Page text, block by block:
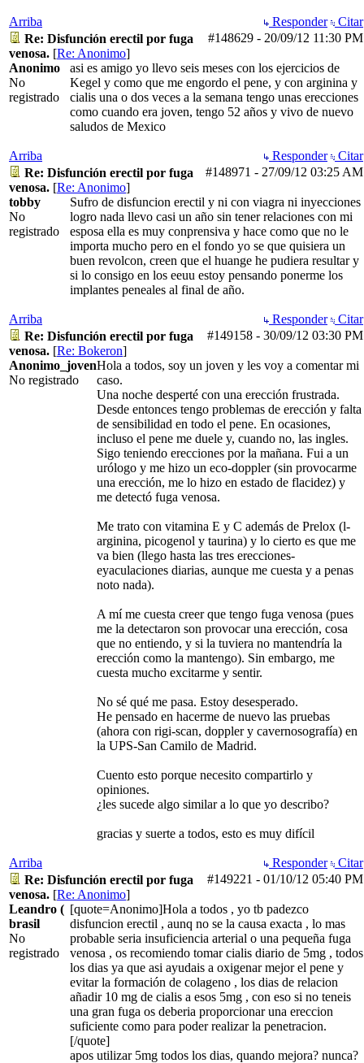
Arriba Responder
Citar
#148629 - 20/09/12 11:30 PM
Re: Disfunción erectil por fuga
venosa. [Re: Anonimo]
Anonimo
No
registrado
asi es amigo yo llevo seis meses con los ejercicios de
Kegel y como que me engordo el pene, y con arginina y
cialis una o dos veces a la semana tengo unas erecciones
como cuando era joven, tengo 52 años y vivo de nuevo
saludos de Mexico
Arriba Responder
Citar
#148971 - 27/09/12 03:25 AM
Re: Disfunción erectil por fuga
venosa. [Re: Anonimo]
tobby
No
registrado
Sufro de disfuncion erectil y ni con viagra ni inyecciones
logro nada llevo casi un año sin tener relaciones con mi
esposa ella es muy conprensiva y hace como que no le
importa mucho pero en el fondo yo se que quisiera un
buen revolcon, creen que el huange he pudiera resultar y
si lo consigo en los eeuu estoy pensando ponerme los
implantes peneales al final de año.
Arriba Responder
Citar
#149158 - 30/09/12 03:30 PM
Re: Disfunción erectil por fuga
venosa. [Re: Bokeron]
Anonimo_joven
No registrado
Hola a todos, soy un joven y les voy a comentar mi
caso.
Una noche desperté con una erección frustrada.
Desde entonces tengo problemas de erección y falta
de sensibilidad en todo el pene. En ocasiones,
incluso el pene me duele y, cuando no, las ingles.
Sigo teniendo erecciones por la mañana. Fui a un
urólogo y me hizo un eco-doppler (sin provocarme
una erección, me lo hizo en estado de flacidez) y
me detectó fuga venosa.
Me trato con vitamina E y C además de Prelox (l-
arginina, picogenol y taurina) y lo cierto es que me
va bien (llego hasta las tres erecciones-
eyaculaciones diarias, aunque me cuesta y a penas
noto nada).
A mí me cuesta creer que tengo fuga venosa (pues
me la detectaron son provocar una erección, cosa
que no entiendo, y si la tuviera no mantendría la
erección como la mantengo). Sin embargo, me
cuesta mucho excitarme y sentir.
No sé qué me pasa. Estoy desesperado.
He pensado en hacerme de nuevo las pruebas
(ahora con rigi-scan, doppler y cavernosografía) en
la UPS-San Camilo de Madrid.
Cuento esto porque necesito compartirlo y
opiniones.
¿les sucede algo similar a lo que yo describo?
gracias y suerte a todos, esto es muy difícil
Arriba Responder
Citar
#149221 - 01/10/12 05:40 PM
Re: Disfunción erectil por fuga
venosa. [Re: Anonimo]
Leandro (
brasil
No
registrado
[quote=Anonimo]Hola a todos , yo tb padezco
disfuncion erectil , aunq no se la causa exacta , lo mas
probable seria insuficiencia arterial o una pequeña fuga
venosa , os recomiendo tomar cialis diario de 5mg , todos
los dias ya que asi ayudais a oxigenar mejor el pene y
evitar la formación de colageno , los dias de relacion
añadir 10 mg de cialis a esos 5mg , con eso si no teneis
una gran fuga os deberia proporcionar una ereccion
suficiente como para poder realizar la penetracion.
[/quote]
apos utilizar 5mg todos los dias, quando mejora? nunca?